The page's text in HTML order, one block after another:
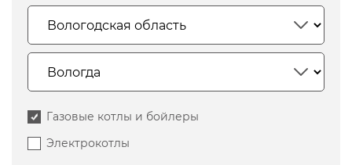
Газовые котлы и бойлеры
Электрокотлы